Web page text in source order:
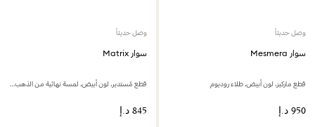
وصل حديثاً
سوار Mesmera
قطع ماركيز، لون أبيض، طلاء روديوم
وصل حديثاً
سوار Matrix
قطع مُستدير، لون أبيض، لمسة نهائية من الذهب الوردي عيار 18 قيراط